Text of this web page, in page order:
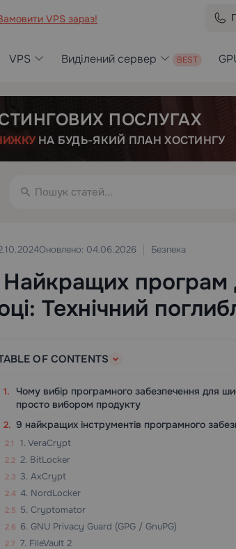
VPS зараз!
VPS Виділений сервер
ПОСЛУГАХ
НА БУДЬ-ЯКИЙ ПЛАН ХОСТИНГУ
Оновлено: 04.06.2026 Безпека
Технічний
OF CONTENTS
Чому вибір програмного забезпечення для
просто вибором продукту
9 найкращих інструментів програмного
1. VeraCrypt
2. BitLocker
3. AxCrypt
4. NordLocker
5. Cryptomator
6. GNU Privacy Guard (GPG / GnuPG)
7. FileVault 2